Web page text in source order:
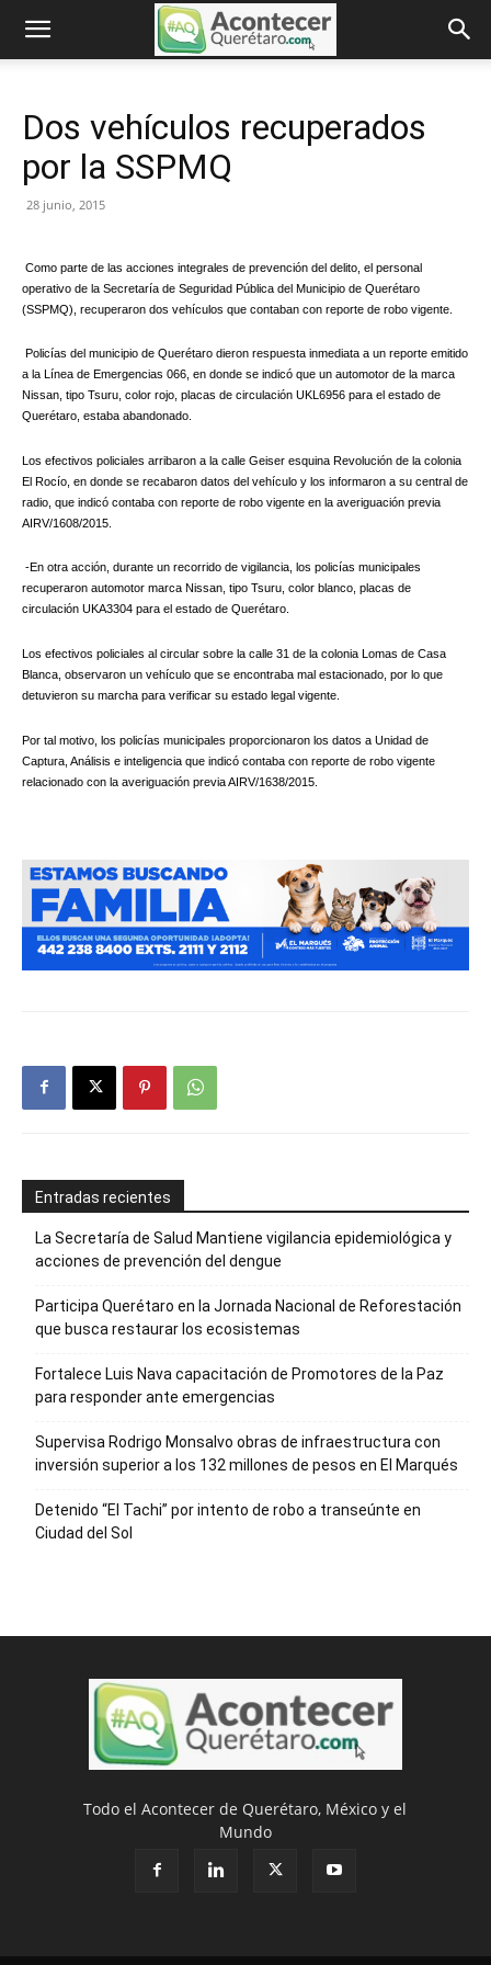
Dos vehículos recuperados
por la SSPMQ
28 junio, 2015
Como parte de las acciones integrales de prevención del delito, el personal
operativo de la Secretaría de Seguridad Pública del Municipio de Querétaro
(SSPMQ), recuperaron dos vehículos que contaban con reporte de robo vigente.
Policías del municipio de Querétaro dieron respuesta inmediata a un reporte emitido
a la Línea de Emergencias 066, en donde se indicó que un automotor de la marca
Nissan, tipo Tsuru, color rojo, placas de circulación UKL6956 para el estado de
Querétaro, estaba abandonado.
Los efectivos policiales arribaron a la calle Geiser esquina Revolución de la colonia
El Rocío, en donde se recabaron datos del vehículo y los informaron a su central de
radio, que indicó contaba con reporte de robo vigente en la averiguación previa
AIRV/1608/2015.
-En otra acción, durante un recorrido de vigilancia, los policías municipales
recuperaron automotor marca Nissan, tipo Tsuru, color blanco, placas de
circulación UKA3304 para el estado de Querétaro.
Los efectivos policiales al circular sobre la calle 31 de la colonia Lomas de Casa
Blanca, observaron un vehículo que se encontraba mal estacionado, por lo que
detuvieron su marcha para verificar su estado legal vigente.
Por tal motivo, los policías municipales proporcionaron los datos a Unidad de
Captura, Análisis e inteligencia que indicó contaba con reporte de robo vigente
relacionado con la averiguación previa AIRV/1638/2015.
Entradas recientes
La Secretaría de Salud Mantiene vigilancia epidemiológica y
acciones de prevención del dengue
Participa Querétaro en la Jornada Nacional de Reforestación
que busca restaurar los ecosistemas
Fortalece Luis Nava capacitación de Promotores de la Paz
para responder ante emergencias
Supervisa Rodrigo Monsalvo obras de infraestructura con
inversión superior a los 132 millones de pesos en El Marqués
Detenido “El Tachi” por intento de robo a transeúnte en
Ciudad del Sol
Todo el Acontecer de Querétaro, México y el
Mundo